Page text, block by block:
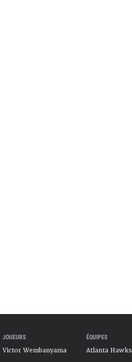
JOUEURS
Victor Wembanyama
ÉQUIPES
Atlanta Hawks